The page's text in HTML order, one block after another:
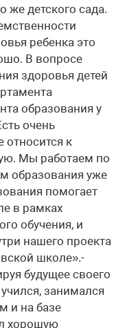
же детского сада.
ребенка это
В вопросе
здоровья детей
образования у
очень
относится к
Мы работаем по
образования уже
помогает
в рамках
обучения, и
нашего проекта
школе».-
будущее своего
занимался
и на базе
хорошую